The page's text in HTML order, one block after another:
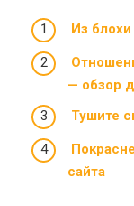
Из
— обзор
Тушите
сайта